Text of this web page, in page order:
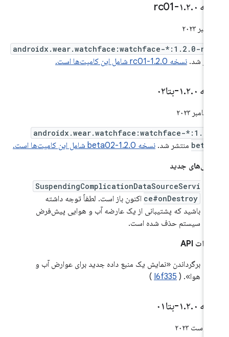
.۲
androidx.wear.watchface:watchface-*:1.2.0-
نسخه 1.2.0-rc01 شامل این کامیت‌ها است.
.۲
androidx.wear.watchface:watchface-
منتشر شد. نسخه 1.2.0-beta02 شامل این کامیت‌ها است.
جدید
SuspendingComplicationDataSourceServi
ce#onDestroyاکنون باز است. لطفاً توجه داشته
باشید که پشتیبانی از یک عارضه آب و هوایی پیش‌فرض
سیستم حذف شده است.
برگرداندن «نمایش یک منبع داده جدید برای عوارض آب و
هوا». (I6f335
)
.۲